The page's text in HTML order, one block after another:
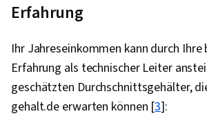
Erfahrung
Ihr Jahreseinkommen kann durch Ihre
Erfahrung als technischer Leiter
geschätzten Durchschnittsgehälter,
gehalt.de erwarten können [3]: